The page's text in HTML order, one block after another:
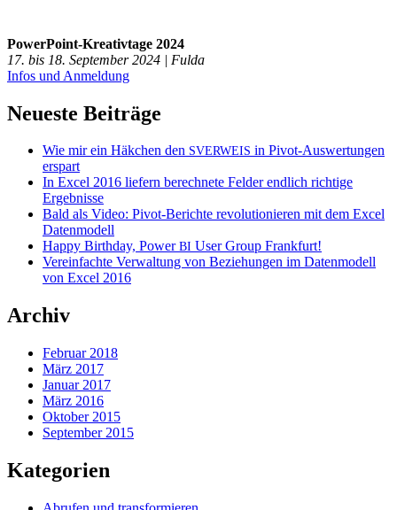
PowerPoint-Kreativtage 2024
17. bis 18. September 2024 | Fulda
Infos und Anmeldung
Neueste Beiträge
Wie mir ein Häkchen den SVERWEIS in Pivot-Auswertungen
erspart
In Excel 2016 liefern berechnete Felder endlich richtige
Ergebnisse
Bald als Video: Pivot-Berichte revolutionieren mit dem Excel
Datenmodell
Happy Birthday, PowerBI User Group Frankfurt!
Vereinfachte Verwaltung von Beziehungen im Datenmodell
von Excel 2016
Archiv
Februar 2018
März 2017
Januar 2017
März 2016
Oktober 2015
September 2015
Kategorien